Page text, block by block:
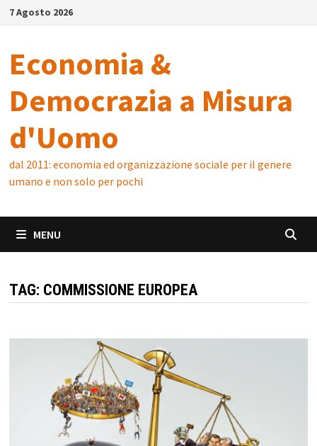
Skip7 Agosto 2026
Economia &
Democrazia a Misura
d'Uomo
dal 2011: economia ed organizzazione sociale per il genere
umano e non solo per pochi
MENU
TAG: COMMISSIONE EUROPEA